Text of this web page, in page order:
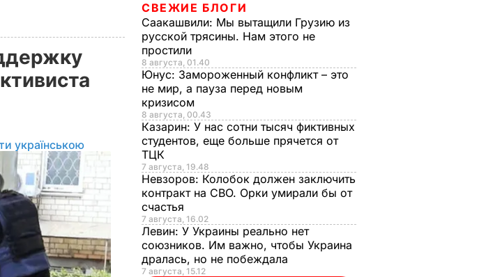
українською
СВЕЖИЕ БЛОГИ
Саакашвили: Мы вытащили Грузию из
русской трясины. Нам этого не
простили
8 августа, 01.40
Юнус: Замороженный конфликт – это
не мир, а пауза перед новым
кризисом
8 августа, 00.43
Казарин: У нас сотни тысяч фиктивных
студентов, еще больше прячется от
ТЦК
7 августа, 19.48
Невзоров: Колобок должен заключить
контракт на СВО. Орки умирали бы от
счастья
7 августа, 16.02
Левин: У Украины реально нет
союзников. Им важно, чтобы Украина
дралась, но не побеждала
7 августа, 15.12